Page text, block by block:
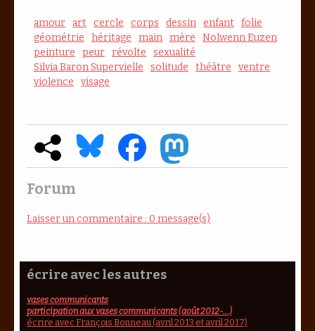
amour art cercle corps dessin enfant
folie
géométrie
héritage main mère
Nolwenn Euzen
peinture
peur révolte
sexualité
Silvia Baron Supervielle
solitude théâtre
ventre
violence
visage
Forum
Laisser un commentaire : 0 message(s)
écrire avec les autres
vases communicants
participation aux vases communicants (août 2012-...)
écrire avec François Bonneau (avril 2013 et avril 2017)